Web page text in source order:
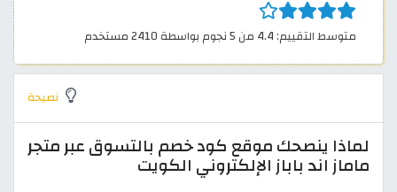
متوسط التقييم: 4.4 من 5 نجوم بواسطة 2410 مستخدم
نصيحة
لماذا ينصحك موقع كود خصم بالتسوق عبر متجر
ماماز اند باباز الإلكتروني الكويت